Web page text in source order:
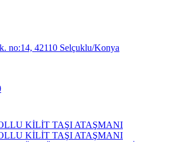
no:14, 42110 Selçuklu/Konya
KİLİT TAŞI ATAŞMANI
KİLİT TAŞI ATAŞMANI